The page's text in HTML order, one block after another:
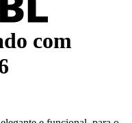
com